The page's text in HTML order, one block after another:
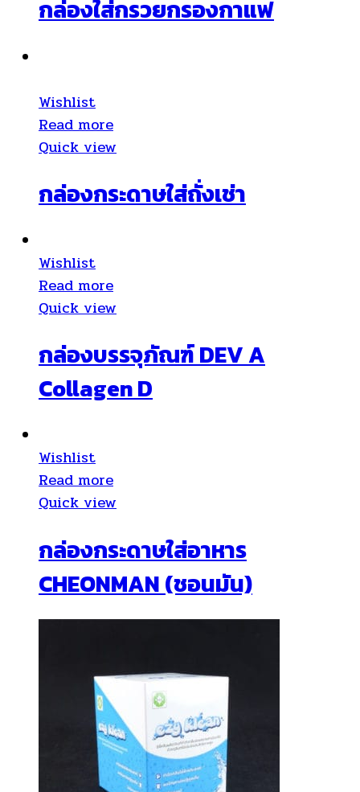
กล่องใส่กรวยกรองกาแฟ
Wishlist
Read more
Quick view
กล่องกระดาษใส่ถั่งเช่า
Wishlist
Read more
Quick view
กล่องบรรจุภัณฑ์ DEV A
Collagen D
Wishlist
Read more
Quick view
กล่องกระดาษใส่อาหาร
CHEONMAN (ชอนมัน)